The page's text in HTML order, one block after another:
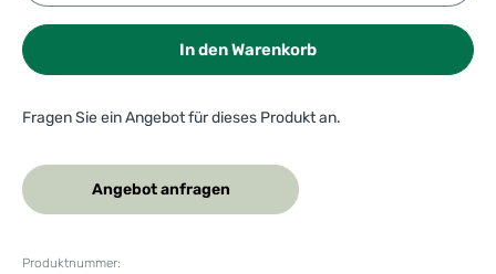
In den Warenkorb
Fragen Sie ein Angebot für dieses Produkt an.
Angebot anfragen
Produktnummer: